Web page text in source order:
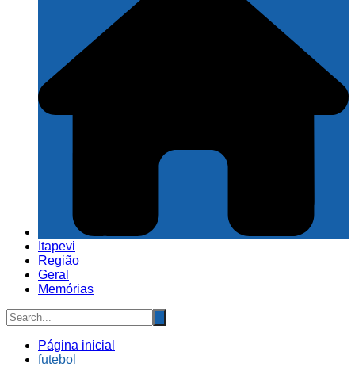
Itapevi
Região
Geral
Memórias
Página inicial
futebol